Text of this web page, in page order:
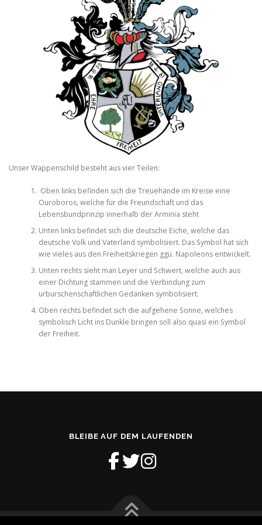
Unser Wappenschild besteht aus vier Teilen:
Oben links befinden sich die Treuehände im Kreise eine
Ouroboros, welche für die Freundschaft und das
Lebensbundprinzip innerhalb der Arminia steht
Unten links befindet sich die deutsche Eiche, welche das
deutsche Volk und Vaterland symbolisiert. Das Symbol hat sich
wie vieles aus den Freiheitskriegen ggü. Napoleons entwickelt.
Unten rechts sieht man Leyer und Schwert, welche auch aus
einer Dichtung stammen und die Verbindung zum
urburschenschaftlichen Gedanken symbolisiert.
Oben rechts befindet sich die aufgehene Sonne, welches
symbolisch Licht ins Dunkle bringen soll also quasi ein Symbol
der Freiheit.
BLEIBE AUF DEM LAUFENDEN